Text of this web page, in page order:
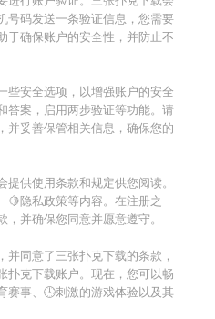
号码发送一条验证信息，您需要
于确保账户的安全性，并防止不
些安全选项，以增强账户的安全
答案，启用两步验证等功能。请
并妥善保管相关信息，确保您的
供使用条款和规定供您阅读。
🍋隐私政策等内容。在注册之
并确保您同意并愿意遵守。
同意了三张扑克下载的条款，
扑克下载账户。现在，您可以畅
赛事、🕓刺激的游戏体验以及其